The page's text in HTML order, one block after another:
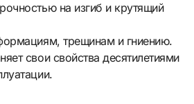
на изгиб и крутящий
трещинам и гниению.
свои свойства десятилетиями